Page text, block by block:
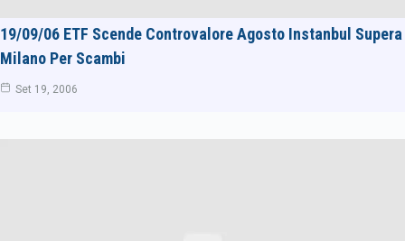
19/09/06 ETF Scende Controvalore Agosto Instanbul Supera
Milano Per Scambi
Set 19, 2006